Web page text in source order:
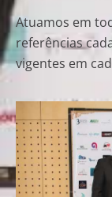
Atuamos em
referências
vigentes em